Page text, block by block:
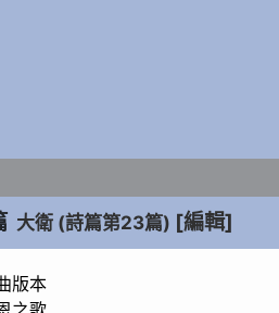
大衛 (詩篇第23篇) [編輯]
版本